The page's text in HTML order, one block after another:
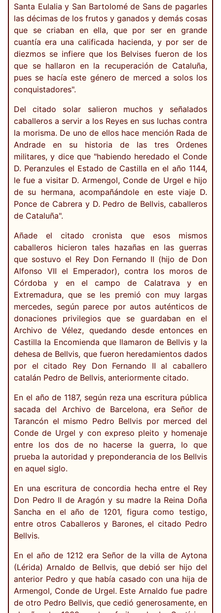
Santa Eulalia y San Bartolomé de Sans de pagarles
las décimas de los frutos y ganados y demás cosas
que se criaban en ella, que por ser en grande
cuantía era una calificada hacienda, y por ser de
diezmos se infiere que los Belvises fueron de los
que se hallaron en la recuperación de Cataluña,
pues se hacía este género de merced a solos los
conquistadores".
Del citado solar salieron muchos y señalados
caballeros a servir a los Reyes en sus luchas contra
la morisma. De uno de ellos hace mención Rada de
Andrade en su historia de las tres Ordenes
militares, y dice que "habiendo heredado el Conde
D. Peranzules el Estado de Castilla en el año 1144,
le fue a visitar D. Armengol, Conde de Urgel e hijo
de su hermana, acompañándole en este viaje D.
Ponce de Cabrera y D. Pedro de Bellvis, caballeros
de Cataluña".
Añade el citado cronista que esos mismos
caballeros hicieron tales hazañas en las guerras
que sostuvo el Rey Don Fernando II (hijo de Don
Alfonso VII el Emperador), contra los moros de
Córdoba y en el campo de Calatrava y en
Extremadura, que se les premió con muy largas
mercedes, según parece por autos auténticos de
donaciones privilegios que se guardaban en el
Archivo de Vélez, quedando desde entonces en
Castilla la Encomienda que llamaron de Bellvis y la
dehesa de Bellvis, que fueron heredamientos dados
por el citado Rey Don Fernando II al caballero
catalán Pedro de Bellvis, anteriormente citado.
En el año de 1187, según reza una escritura pública
sacada del Archivo de Barcelona, era Señor de
Tarancón el mismo Pedro Bellvis por merced del
Conde de Urgel y con expreso pleito y homenaje
entre los dos de no hacerse la guerra, lo que
prueba la autoridad y preponderancia de los Bellvis
en aquel siglo.
En una escritura de concordia hecha entre el Rey
Don Pedro II de Aragón y su madre la Reina Doña
Sancha en el año de 1201, figura como testigo,
entre otros Caballeros y Barones, el citado Pedro
Bellvis.
En el año de 1212 era Señor de la villa de Aytona
(Lérida) Arnaldo de Bellvis, que debió ser hijo del
anterior Pedro y que había casado con una hija de
Armengol, Conde de Urgel. Este Arnaldo fue padre
de otro Pedro Bellvis, que cedió generosamente, en